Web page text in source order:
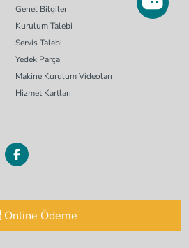
Genel Bilgiler
Kurulum Talebi
Servis Talebi
Yedek Parça
Makine Kurulum Videoları
Hizmet Kartları
Online Ödeme